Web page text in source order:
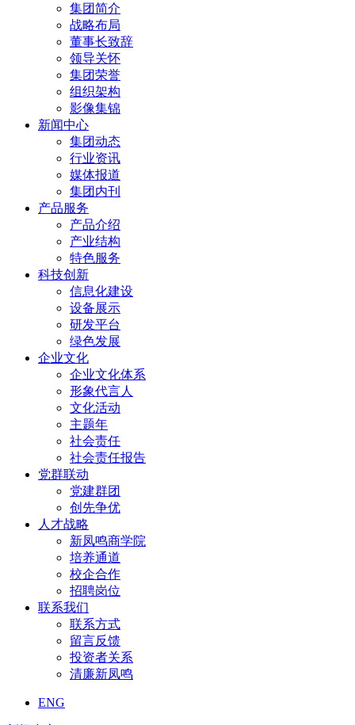
集团简介
战略布局
董事长致辞
领导关怀
集团荣誉
组织架构
影像集锦
新闻中心
集团动态
行业资讯
媒体报道
集团内刊
产品服务
产品介绍
产业结构
特色服务
科技创新
信息化建设
设备展示
研发平台
绿色发展
企业文化
企业文化体系
形象代言人
文化活动
主题年
社会责任
社会责任报告
党群联动
党建群团
创先争优
人才战略
新凤鸣商学院
培养通道
校企合作
招聘岗位
联系我们
联系方式
留言反馈
投资者关系
清廉新凤鸣
ENG